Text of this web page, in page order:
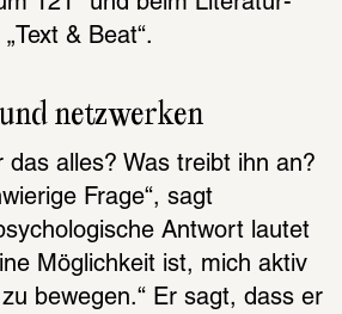
& Beat“.
netzwerken
das alles? Was treibt ihn an?
Frage“, sagt
Antwort lautet
Möglichkeit ist, mich aktiv
bewegen.“ Er sagt, dass er